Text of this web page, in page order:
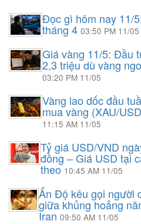
Đọc gì hôm nay 11/
tháng 4 03:50 PM 11/05
Giá vàng 11/5: Đầu
2,3 triệu dù vàng
03:20 PM 11/05
Vàng lao dốc đầu
mua vàng (XAU/
11:15 AM 11/05
Tỷ giá USD/VND
đồng – Giá USD tại
theo10:45 AM 11/05
Ấn Độ kêu gọi người
giữa khủng hoảng
Iran09:50 AM 11/05